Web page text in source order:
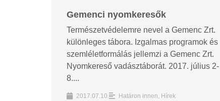
Gemenci nyomkeresők
Természetvédelemre nevel a Gemenc Zrt.
különleges tábora. Izgalmas programok és
szemléletformálás jellemzi a Gemenc Zrt.
Nyomkereső vadásztáborát. 2017. július 2-
8....
2017.07.10. Határon innen, Hírek